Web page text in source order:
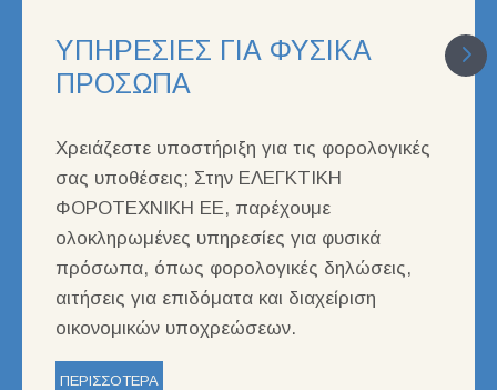
ΥΠΗΡΕΣΙΕΣ ΓΙΑ ΦΥΣΙΚΑ
ΠΡΟΣΩΠΑ
Xρειάζεστε υποστήριξη για τις φορολογικές
σας υποθέσεις; Στην ΕΛΕΓΚΤΙΚΗ
ΦΟΡΟΤΕΧΝΙΚΗ ΕΕ, παρέχουμε
ολοκληρωμένες υπηρεσίες για φυσικά
πρόσωπα, όπως φορολογικές δηλώσεις,
αιτήσεις για επιδόματα και διαχείριση
οικονομικών υποχρεώσεων.
ΠΕΡΙΣΣΟΤΕΡΑ